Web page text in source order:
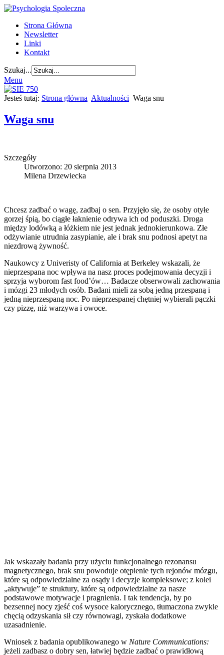
Strona Główna
Newsletter
Linki
Kontakt
Szukaj...
Menu
Jesteś tutaj: Strona główna Aktualności Waga snu
Waga snu
Szczegóły
Utworzono: 20 sierpnia 2013
Milena Drzewiecka
Chcesz zadbać o wagę, zadbaj o sen. Przyjęło się, że osoby otyłe
gorzej śpią, bo ciągłe łaknienie odrywa ich od poduszki. Droga
między lodówką a łóżkiem nie jest jednak jednokierunkowa. Złe
odżywianie utrudnia zasypianie, ale i brak snu podnosi apetyt na
niezdrową żywność.
Naukowcy z Univeristy of California at Berkeley wskazali, że
nieprzespana noc wpływa na nasz proces podejmowania decyzji i
sprzyja wyborom fast food’ów… Badacze obserwowali zachowania
i mózgi 23 młodych osób. Badani mieli za sobą jedną przespaną i
jedną nieprzespaną noc. Po nieprzespanej chętniej wybierali pączki
czy pizzę, niż warzywa i owoce.
Jak wskazały badania przy użyciu funkcjonalnego rezonansu
magnetycznego, brak snu powoduje otępienie tych rejonów mózgu,
które są odpowiedzialne za osądy i decyzje kompleksowe; z kolei
„aktywuje” te struktury, które są odpowiedzialne za nasze
podstawowe motywacje i pragnienia. I tak tendencja, by po
bezsennej nocy zjeść coś wysoce kalorycznego, tłumaczona zwykle
chęcią odzyskania sił czy równowagi, zyskała dodatkowe
uzasadnienie.
Wniosek z badania opublikowanego w Nature Communications:
jeżeli zadbasz o dobry sen, łatwiej będzie zadbać o prawidłową